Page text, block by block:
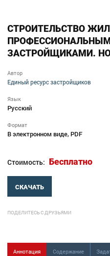
СТРОИТЕЛЬСТВО
ЗАСТРОЙЩИКАМИ.
Автор
Единый ресурс застройщиков
Язык
Русский
Формат
В электронном виде, PDF
Стоимость: Бесплатно
СКАЧАТЬ
ПОДЕЛИТЕСЬ С ДРУЗЬЯМИ
Аннотация Содержание